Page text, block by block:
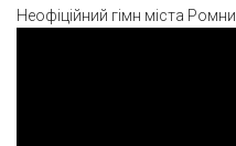
Неофіційний гімн міста Ромни